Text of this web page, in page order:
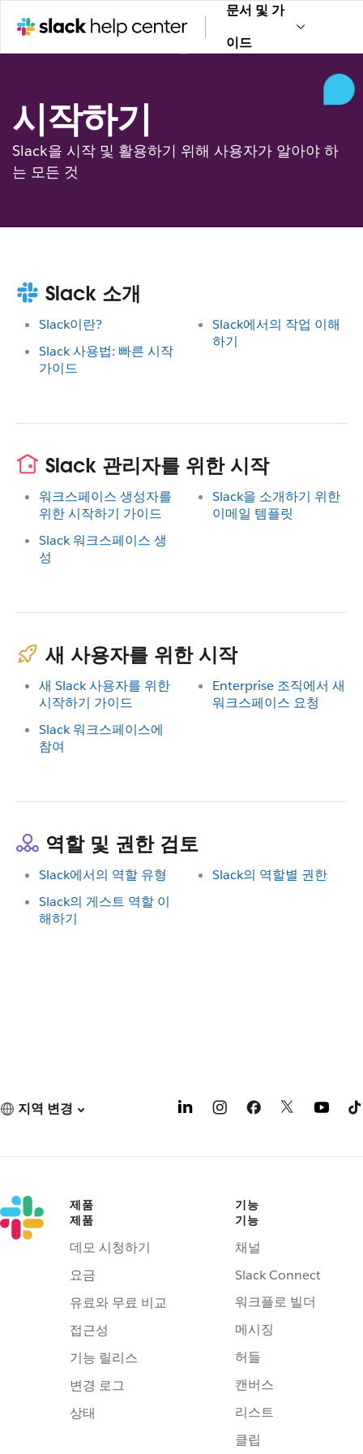
문서 및 가
이드
시작하기
Slack을 시작 및 활용하기 위해 사용자가 알아야 하
는 모든 것
Slack 소개
Slack이란?
Slack 사용법: 빠른 시작
가이드
Slack에서의 작업 이해
하기
Slack 관리자를 위한 시작
워크스페이스 생성자를
위한 시작하기 가이드
Slack 워크스페이스 생
성
Slack을 소개하기 위한
이메일 템플릿
새 사용자를 위한 시작
새 Slack 사용자를 위한
시작하기 가이드
Slack 워크스페이스에
참여
Enterprise 조직에서 새
워크스페이스 요청
역할 및 권한 검토
Slack에서의 역할 유형
Slack의 게스트 역할 이
해하기
Slack의 역할별 권한
지역 변경
제품
제품
데모 시청하기
요금
유료와 무료 비교
접근성
기능 릴리스
변경 로그
상태
기능
기능
채널
Slack Connect
워크플로 빌더
메시징
허들
캔버스
리스트
클립